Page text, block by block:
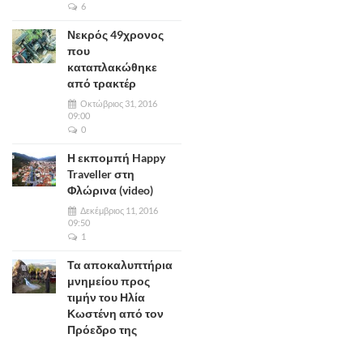
6
Νεκρός 49χρονος
που
καταπλακώθηκε
από τρακτέρ
Οκτώβριος 31, 2016
09:00
0
Η εκπομπή Happy
Traveller στη
Φλώρινα (video)
Δεκέμβριος 11, 2016
09:50
1
Τα αποκαλυπτήρια
μνημείου προς
τιμήν του Ηλία
Κωστένη από τον
Πρόεδρο της